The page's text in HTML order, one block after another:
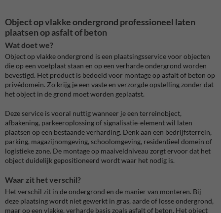
Object op vlakke ondergrond professioneel laten
plaatsen op asfalt of beton
Wat doet we?
Object op vlakke ondergrond is een plaatsingsservice voor objecten
die op een voetplaat staan en op een verharde ondergrond worden
bevestigd. Het product is bedoeld voor montage op asfalt of beton op
privédomein. Zo krijg je een vaste en verzorgde opstelling zonder dat
het object in de grond moet worden geplaatst.
Deze service is vooral nuttig wanneer je een terreinobject,
afbakening, parkeeroplossing of signalisatie-element wil laten
plaatsen op een bestaande verharding. Denk aan een bedrijfsterrein,
parking, magazijnomgeving, schoolomgeving, residentieel domein of
logistieke zone. De montage op maaiveldniveau zorgt ervoor dat het
object duidelijk gepositioneerd wordt waar het nodig is.
Waar zit het verschil?
Het verschil zit in de ondergrond en de manier van monteren. Bij
deze plaatsing wordt niet gewerkt in gras, aarde of losse ondergrond,
maar op een vlakke, verharde basis zoals asfalt of beton. Het object